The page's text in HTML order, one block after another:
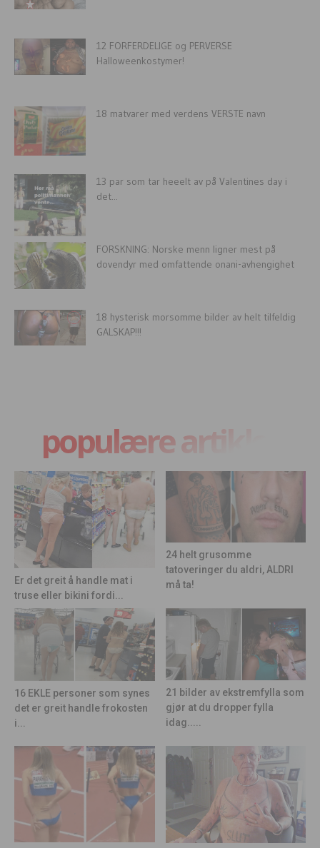
12 FORFERDELIGE og PERVERSE
Halloweenkostymer!
18 matvarer med verdens VERSTE navn
13 par som tar heeelt av på Valentines day i
det...
FORSKNING: Norske menn ligner mest på
dovendyr med omfattende onani-avhengighet
18 hysterisk morsomme bilder av helt tilfeldig
GALSKAP!!!
populære artikler
Er det greit å handle mat i
truse eller bikini fordi...
24 helt grusomme
tatoveringer du aldri, ALDRI
må ta!
16 EKLE personer som synes
det er greit handle frokosten
i...
21 bilder av ekstremfylla som
gjør at du dropper fylla
idag.....